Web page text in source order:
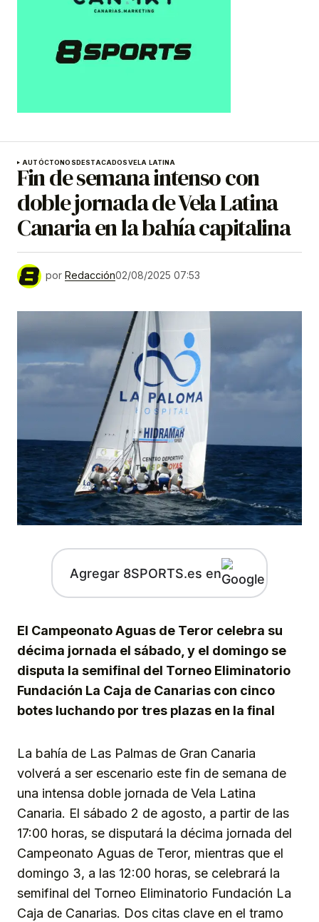
AUTÓCTONOS DESTACADOSVELA LATINA
Fin de semana intenso con
doble jornada de Vela Latina
Canaria en la bahía capitalina
por Redacción02/08/2025 07:53
Agregar 8SPORTS.es en
El Campeonato Aguas de Teror celebra su
décima jornada el sábado, y el domingo se
disputa la semifinal del Torneo Eliminatorio
Fundación La Caja de Canarias con cinco
botes luchando por tres plazas en la final
La bahía de Las Palmas de Gran Canaria
volverá a ser escenario este fin de semana de
una intensa doble jornada de Vela Latina
Canaria. El sábado 2 de agosto, a partir de las
17:00 horas, se disputará la décima jornada del
Campeonato Aguas de Teror, mientras que el
domingo 3, a las 12:00 horas, se celebrará la
semifinal del Torneo Eliminatorio Fundación La
Caja de Canarias. Dos citas clave en el tramo